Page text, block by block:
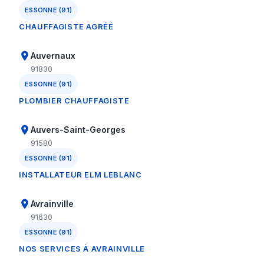
ESSONNE (91)
CHAUFFAGISTE AGRÉÉ
Auvernaux
91830
ESSONNE (91)
PLOMBIER CHAUFFAGISTE
Auvers-Saint-Georges
91580
ESSONNE (91)
INSTALLATEUR ELM LEBLANC
Avrainville
91630
ESSONNE (91)
NOS SERVICES À AVRAINVILLE